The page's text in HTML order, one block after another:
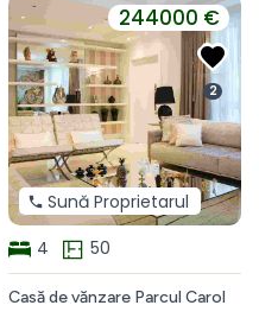
244000 €
2
Sună Proprietarul
4
50
Casă de vănzare Parcul Carol